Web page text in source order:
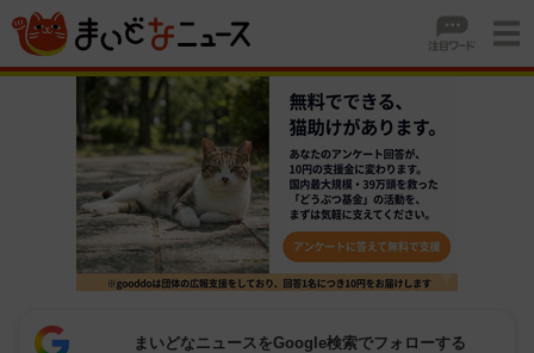
まいどなニュースをGoogle検索でフォローする